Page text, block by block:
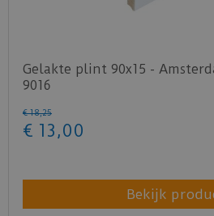
Gelakte plint 90x15 -
9016
€ 18,25
€ 13 ,00
Bekijk